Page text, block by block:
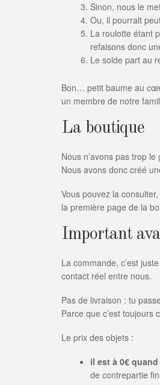
Sinon, nous le
Ou, il pourrait
La roulotte étant
refaisons donc
Le solde part au
Bon… petit baume au
un membre de notre
La boutique
Nous n’avons pas trop
Nous avons donc créé
Vous pouvez la
la première page de la
Important
La commande, c’est
contact réel entre nous.
Pas de livraison : tu
Parce que c’est toujours
Le prix des objets :
il est à 0€ quand
de contrepartie